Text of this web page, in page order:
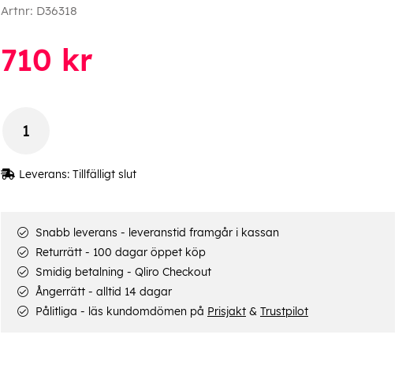
Artnr: D36318
710 kr
Leverans: Tillfälligt slut
Snabb leverans - leveranstid framgår i kassan
Returrätt - 100 dagar öppet köp
Smidig betalning - Qliro Checkout
Ångerrätt - alltid 14 dagar
Pålitliga - läs kundomdömen på Prisjakt& Trustpilot